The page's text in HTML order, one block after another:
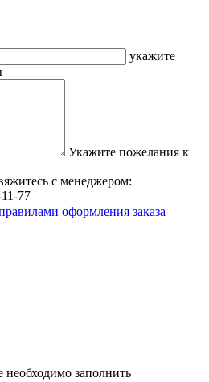
укажите
Укажите пожелания к
с менеджером:
77
оформления заказа
заполнить